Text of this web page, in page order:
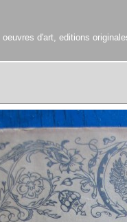
d'art, editions